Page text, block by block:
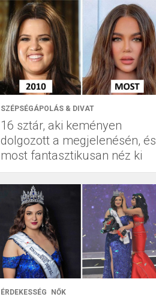
SZÉPSÉGÁPOLÁS & DIVAT
16 sztár, aki keményen
dolgozott a megjelenésén, és
most fantasztikusan néz ki
ÉRDEKESSÉG NŐK